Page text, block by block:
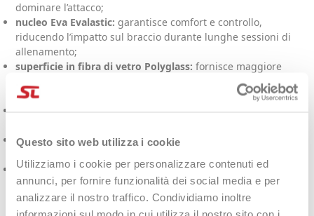
Questo sito web utilizza i cookie
Utilizziamo i cookie per personalizzare contenuti ed
annunci, per fornire funzionalità dei social media e per
analizzare il nostro traffico. Condividiamo inoltre
dominare l’attacco;
nucleo Eva Evalastic: garantisce comfort e controllo,
riducendo l’impatto sul braccio durante lunghe sessioni di
allenamento;
superficie in fibra di vetro Polyglass: fornisce maggiore
flessibilità e maneggevolezza, offrendo una buona risposta
anche nei colpi decentrati;
cuore Vertex:ottimizza la distribuzione del peso e la potenza
sistema anti-vibrazioni: contribuisce a ridurre le vibrazioni,
migliorando il comfort e proteggendo il braccio dei giovani
giocatori.